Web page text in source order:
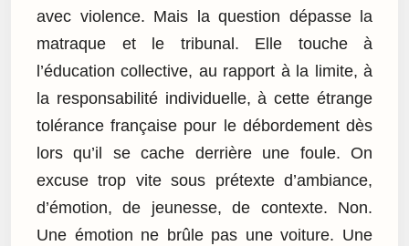
avec violence. Mais la question dépasse la
matraque et le tribunal. Elle touche à
l’éducation collective, au rapport à la limite, à
la responsabilité individuelle, à cette étrange
tolérance française pour le débordement dès
lors qu’il se cache derrière une foule. On
excuse trop vite sous prétexte d’ambiance,
d’émotion, de jeunesse, de contexte. Non.
Une émotion ne brûle pas une voiture. Une